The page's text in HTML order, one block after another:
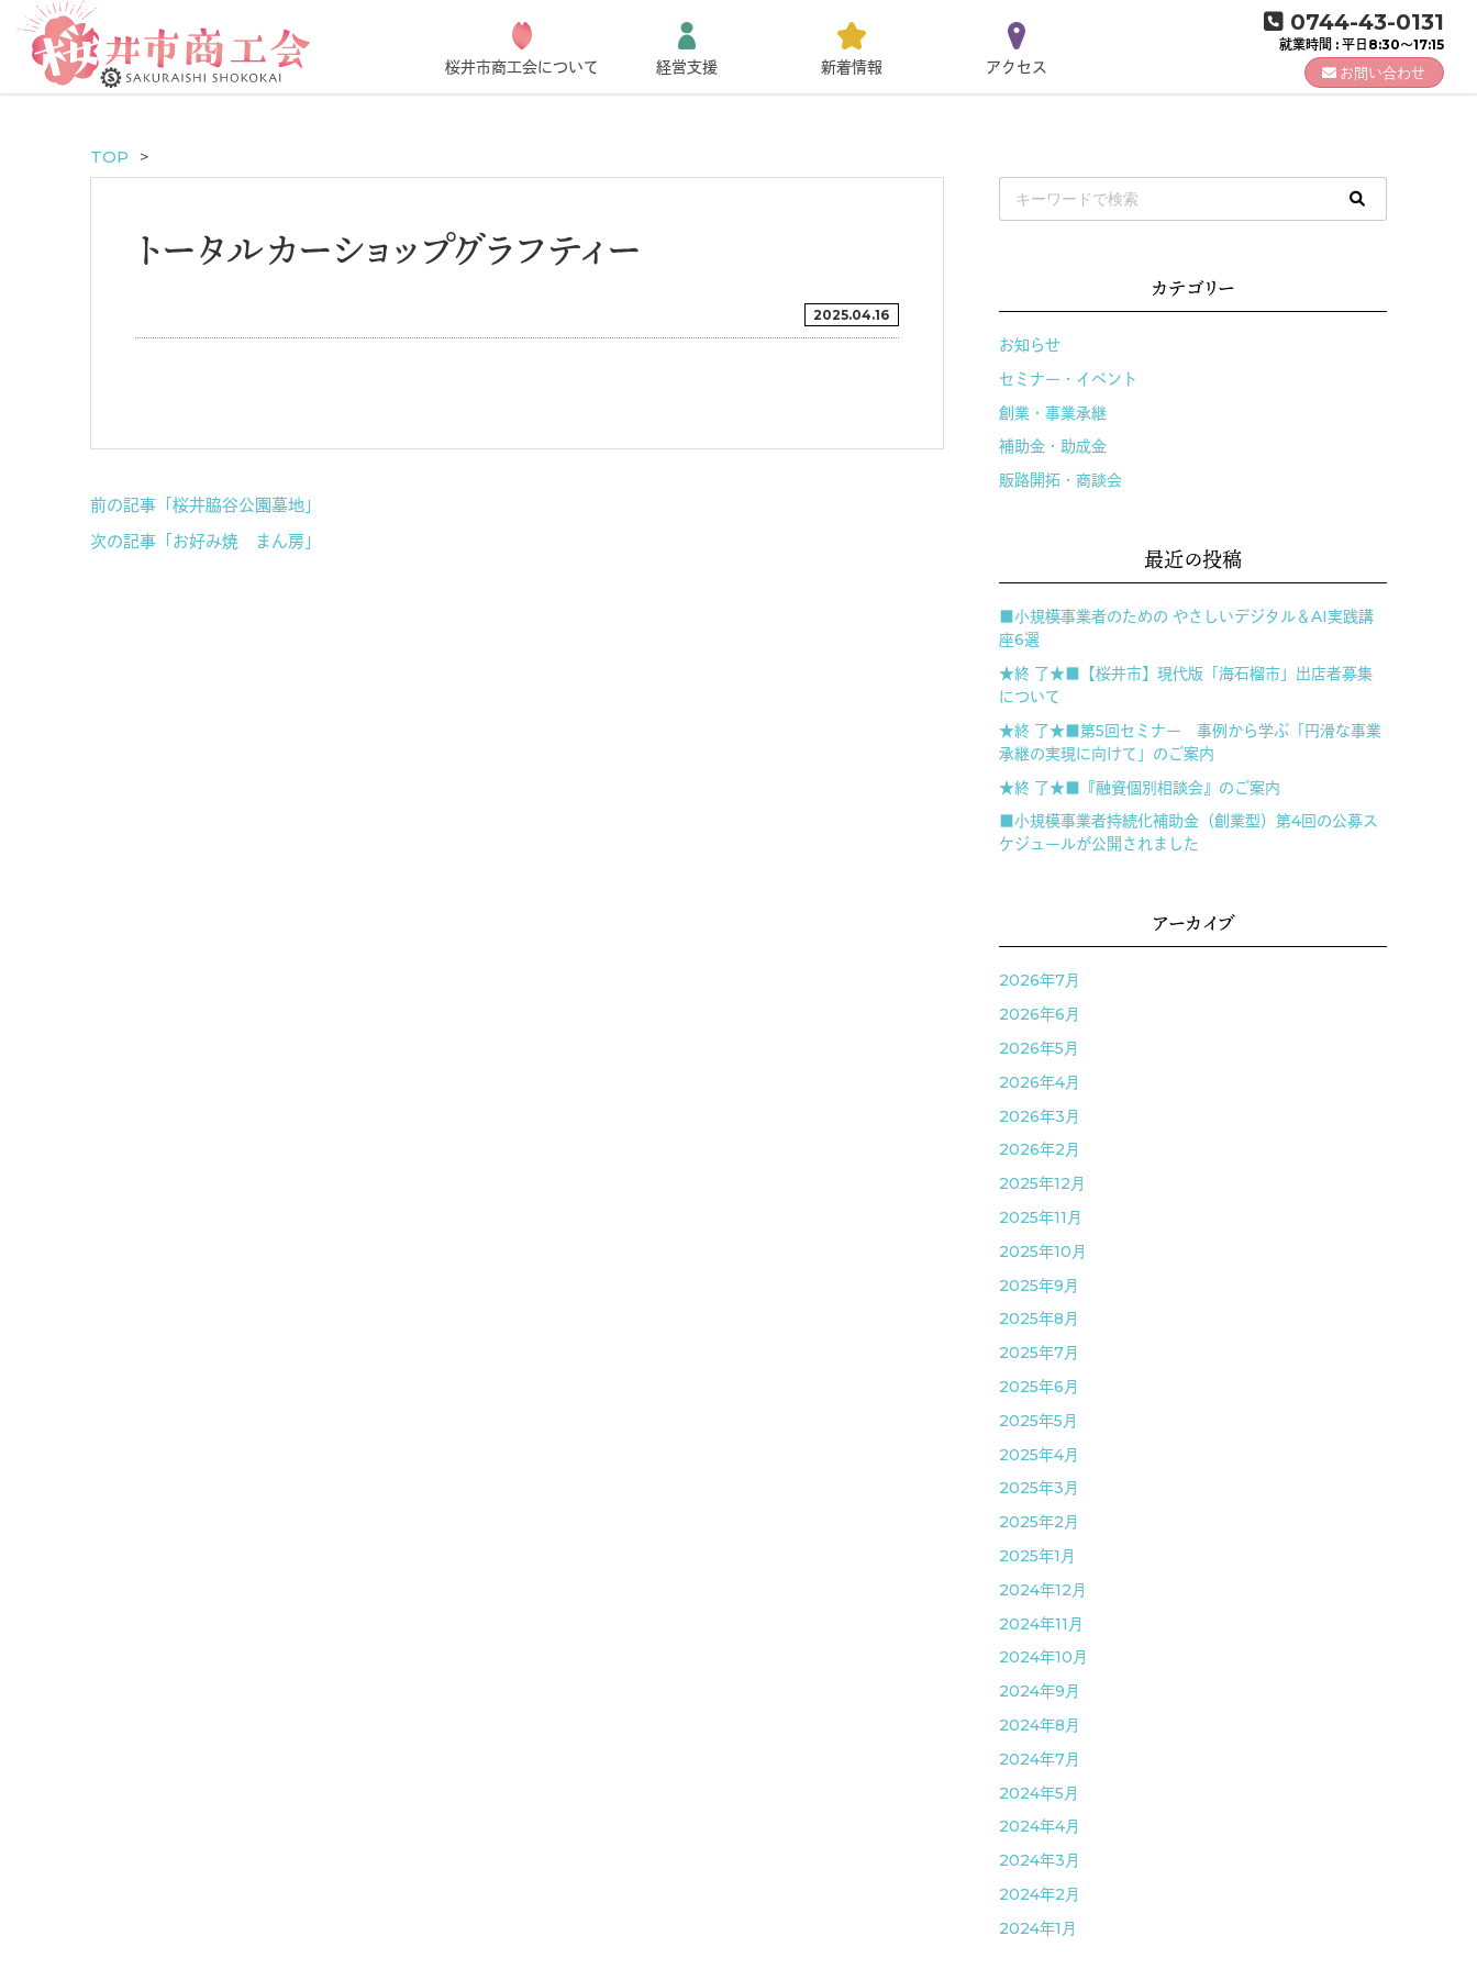
0744-43-0131
就業時間 : 平日8:30～17:15
お問い合わせ
桜井市商工会について 経営支援 新着情報 アクセス
TOP
トータルカーショップグラフティー
2025.04.16
前の記事「桜井脇谷公園墓地」
次の記事「お好み焼 まん房」
カテゴリー
お知らせ
セミナー・イベント
創業・事業承継
補助金・助成金
販路開拓・商談会
最近の投稿
■小規模事業者のための やさしいデジタル＆AI実践講
座6選
★終 了★■【桜井市】現代版「海石榴市」出店者募集
について
★終 了★■第5回セミナー 事例から学ぶ「円滑な事業
承継の実現に向けて」のご案内
★終 了★■『融資個別相談会』のご案内
■小規模事業者持続化補助金（創業型）第4回の公募ス
ケジュールが公開されました
アーカイブ
2026年7月
2026年6月
2026年5月
2026年4月
2026年3月
2026年2月
2025年12月
2025年11月
2025年10月
2025年9月
2025年8月
2025年7月
2025年6月
2025年5月
2025年4月
2025年3月
2025年2月
2025年1月
2024年12月
2024年11月
2024年10月
2024年9月
2024年8月
2024年7月
2024年5月
2024年4月
2024年3月
2024年2月
2024年1月